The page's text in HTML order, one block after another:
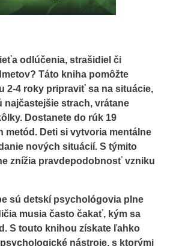
odlúčenia, strašidiel či
Táto kniha pomôžte
2-4 roky pripraviť sa na situácie,
najčastejšie strach, vrátane
Dostanete do rúk 19
metód. Deti si vytvoria mentálne
nových situácií. S týmito
znížia pravdepodobnosť vzniku
sú detskí psychológovia plne
musia často čakať, kým sa
S touto knihou získate ľahko
nástroje, s ktorými